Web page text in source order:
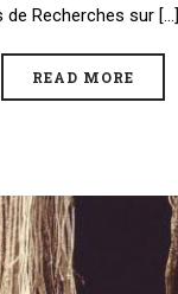
de Recherches sur [...]
READ MORE